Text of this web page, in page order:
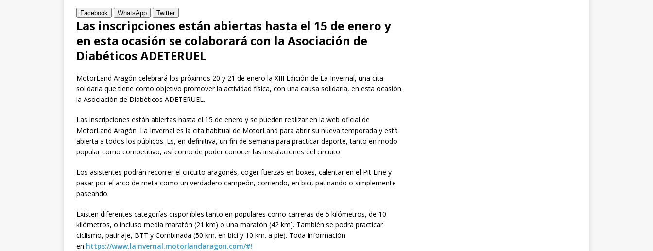
Santiago de la catedral de Tarazona tras una inversión de 304.000 euros
ZARAGOZA PROVINCIA
Facebook WhatsApp Twitter
Las inscripciones están abiertas hasta el 15 de enero y
en esta ocasión se colaborará con la Asociación de
Diabéticos ADETERUEL
MotorLand Aragón celebrará los próximos 20 y 21 de enero la XIII Edición de La Invernal, una cita
solidaria que tiene como objetivo promover la actividad física, con una causa solidaria, en esta ocasión
la Asociación de Diabéticos ADETERUEL.
Las inscripciones están abiertas hasta el 15 de enero y se pueden realizar en la web oficial de
MotorLand Aragón. La Invernal es la cita habitual de MotorLand para abrir su nueva temporada y está
abierta a todos los públicos. Es, en definitiva, un fin de semana para practicar deporte, tanto en modo
popular como competitivo, así como de poder conocer las instalaciones del circuito.
Los asistentes podrán recorrer el circuito aragonés, coger fuerzas en boxes, calentar en el Pit Line y
pasar por el arco de meta como un verdadero campeón, corriendo, en bici, patinando o simplemente
paseando.
Existen diferentes categorías disponibles tanto en populares como carreras de 5 kilómetros, de 10
kilómetros, o incluso media maratón (21 km) o una maratón (42 km). También se podrá practicar
ciclismo, patinaje, BTT y Combinada (50 km. en bici y 10 km. a pie). Toda información
en https://www.lainvernal.motorlandaragon.com/#!